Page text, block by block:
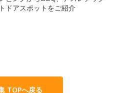
ドアスポットをご紹介
TOPへ戻る